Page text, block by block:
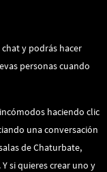
y podrás hacer
personas cuando
haciendo clic
una conversación
de Chaturbate,
si quieres crear uno y